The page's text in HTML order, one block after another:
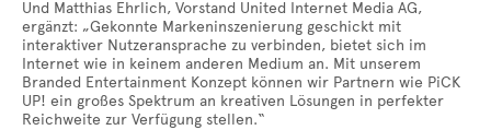
Und Matthias Ehrlich, Vorstand United Internet Media AG,
ergänzt: „Gekonnte Markeninszenierung geschickt mit
interaktiver Nutzeransprache zu verbinden, bietet sich im
Internet wie in keinem anderen Medium an. Mit unserem
Branded Entertainment Konzept können wir Partnern wie PiCK
UP! ein großes Spektrum an kreativen Lösungen in perfekter
Reichweite zur Verfügung stellen.“